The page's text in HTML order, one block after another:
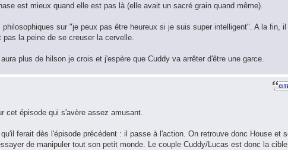
est mieux quand elle est pas là (elle avait un sacré grain quand même).
philosophiques sur "je peux pas être heureux si je suis super intelligent". A la fin, il
la peine de se creuser la cervelle.
plus de hilson je crois et j'espère que Cuddy va arrêter d'être une garce.
cet épisode qui s'avère assez amusant.
ferait dès l'épisode précédent : il passe à l'action. On retrouve donc House et
de manipuler tout son petit monde. Le couple Cuddy/Lucas est donc la